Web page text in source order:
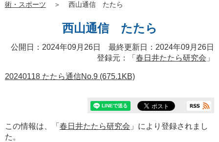
術・スポーツ
＞ 西山通信 たたら
西山通信 たたら
公開日：2024年09月26日 最終更新日：2024年09月26日
登録元：「 春日井たたら研究会 」
20240118 たたら通信No.9 (675.1KB)
この情報は、「 春日井たたら研究会 」により登録されまし
た。